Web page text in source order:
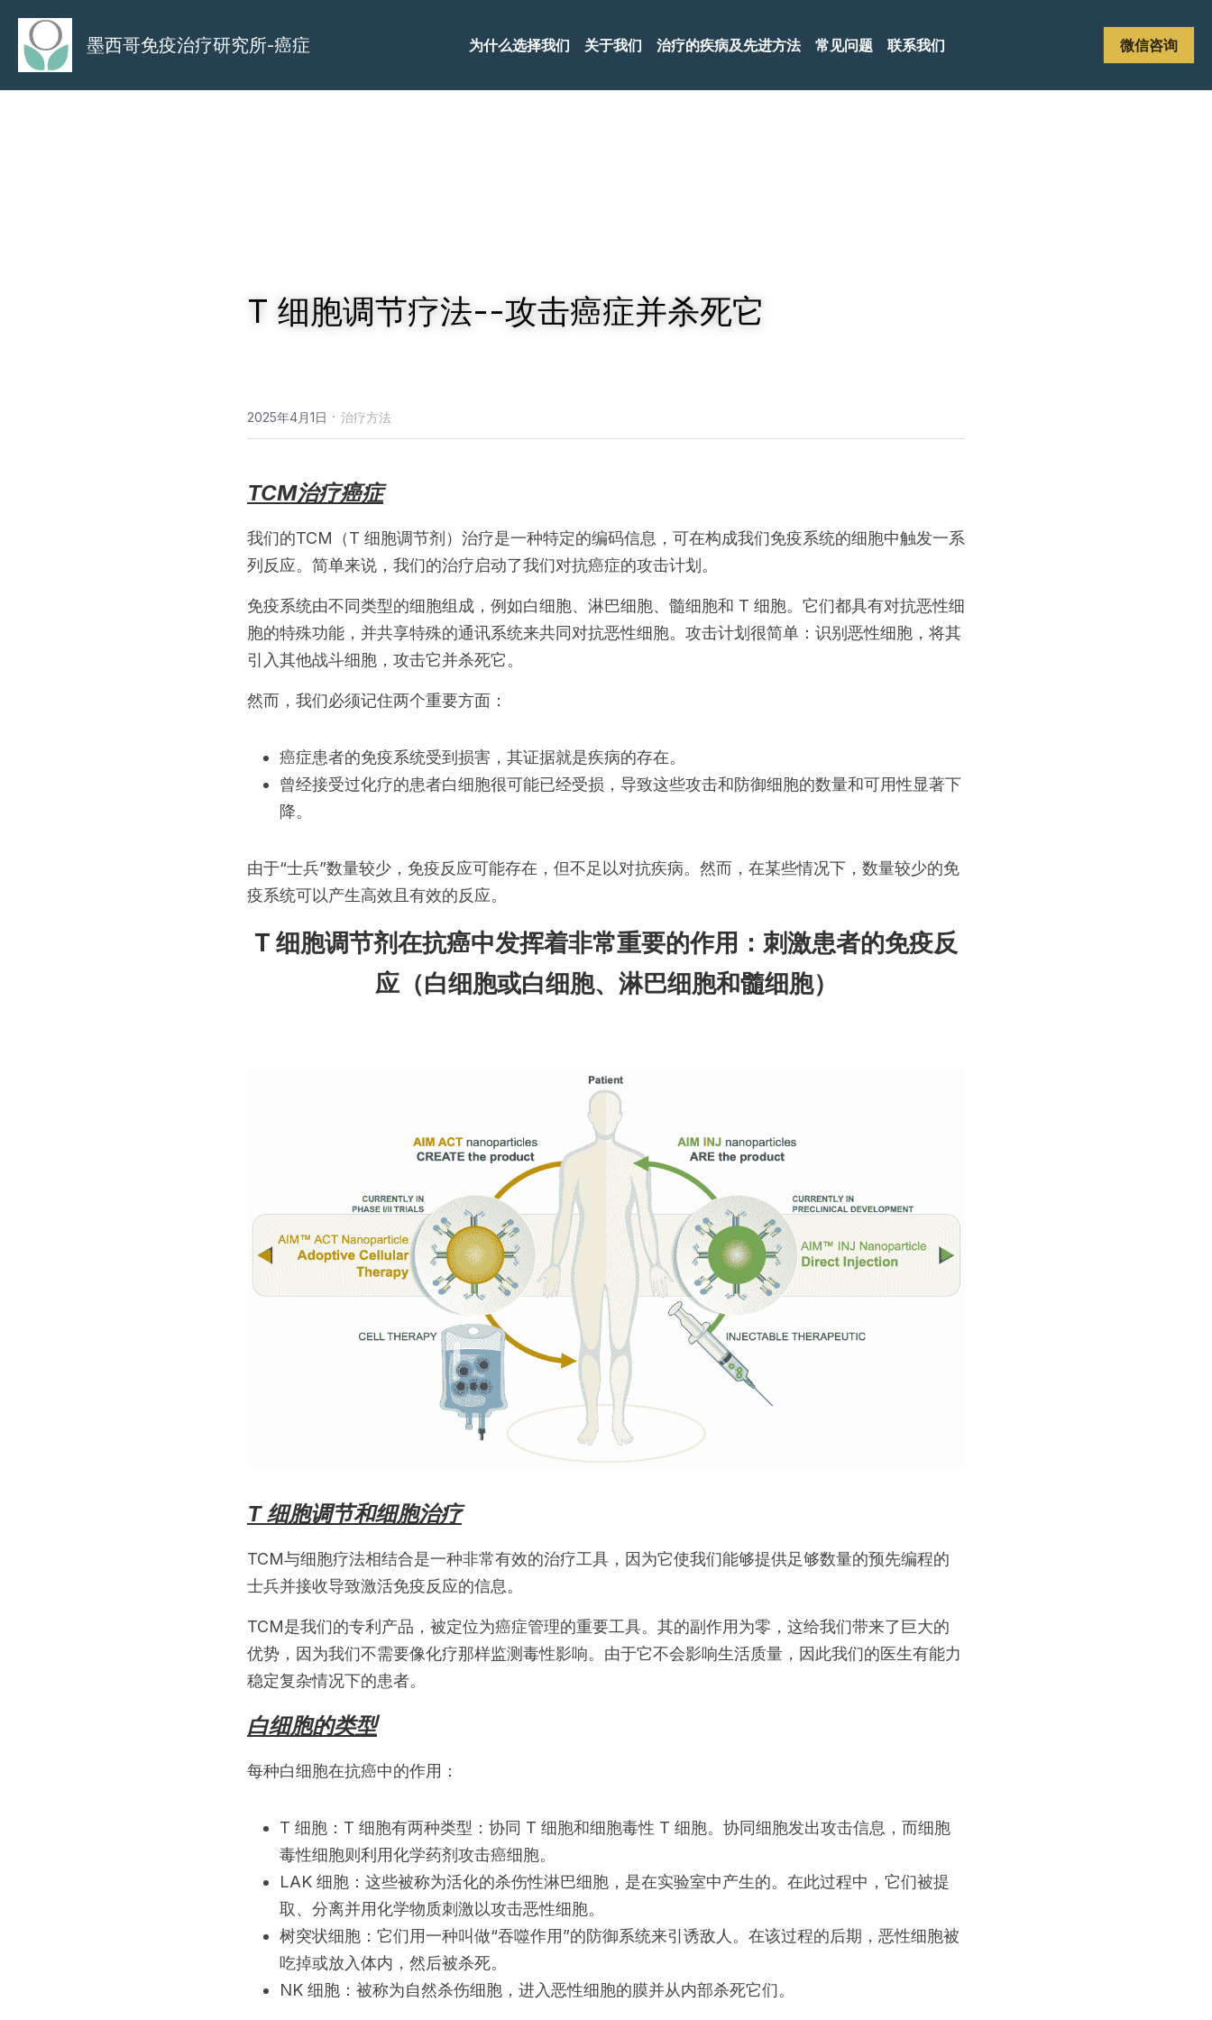
墨西哥免疫治疗研究所-癌症 为什么选择我们 关于我们 治疗的疾病及先进方法 常见问题 联系我们 微信咨询
T 细胞调节疗法--攻击癌症并杀死它
2025年4月1日 · 治疗方法
TCM治疗癌症
我们的TCM（T 细胞调节剂）治疗是一种特定的编码信息，可在构成我们免疫系统的细胞中触发一系
列反应。简单来说，我们的治疗启动了我们对抗癌症的攻击计划。
免疫系统由不同类型的细胞组成，例如白细胞、淋巴细胞、髓细胞和 T 细胞。它们都具有对抗恶性细
胞的特殊功能，并共享特殊的通讯系统来共同对抗恶性细胞。攻击计划很简单：识别恶性细胞，将其
引入其他战斗细胞，攻击它并杀死它。
然而，我们必须记住两个重要方面：
癌症患者的免疫系统受到损害，其证据就是疾病的存在。
曾经接受过化疗的患者白细胞很可能已经受损，导致这些攻击和防御细胞的数量和可用性显著下
降。
由于“士兵”数量较少，免疫反应可能存在，但不足以对抗疾病。然而，在某些情况下，数量较少的免
疫系统可以产生高效且有效的反应。
T 细胞调节剂在抗癌中发挥着非常重要的作用：刺激患者的免疫反
应（白细胞或白细胞、淋巴细胞和髓细胞）
T 细胞调节和细胞治疗
TCM与细胞疗法相结合是一种非常有效的治疗工具，因为它使我们能够提供足够数量的预先编程的
士兵并接收导致激活免疫反应的信息。
TCM是我们的专利产品，被定位为癌症管理的重要工具。其的副作用为零，这给我们带来了巨大的
优势，因为我们不需要像化疗那样监测毒性影响。由于它不会影响生活质量，因此我们的医生有能力
稳定复杂情况下的患者。
白细胞的类型
每种白细胞在抗癌中的作用：
T 细胞：T 细胞有两种类型：协同 T 细胞和细胞毒性 T 细胞。协同细胞发出攻击信息，而细胞
毒性细胞则利用化学药剂攻击癌细胞。
LAK 细胞：这些被称为活化的杀伤性淋巴细胞，是在实验室中产生的。在此过程中，它们被提
取、分离并用化学物质刺激以攻击恶性细胞。
树突状细胞：它们用一种叫做“吞噬作用”的防御系统来引诱敌人。在该过程的后期，恶性细胞被
吃掉或放入体内，然后被杀死。
NK 细胞：被称为自然杀伤细胞，进入恶性细胞的膜并从内部杀死它们。